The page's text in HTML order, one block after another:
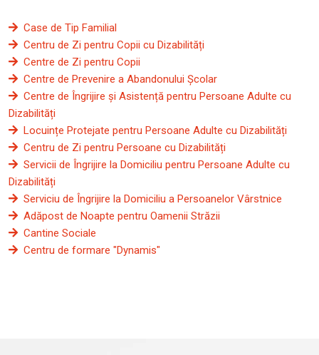
Case de Tip Familial
Centru de Zi pentru Copii cu Dizabilități
Centre de Zi pentru Copii
Centre de Prevenire a Abandonului Școlar
Centre de Îngrijire și Asistență pentru Persoane Adulte cu
Dizabilități
Locuințe Protejate pentru Persoane Adulte cu Dizabilități
Centru de Zi pentru Persoane cu Dizabilități
Servicii de Îngrijire la Domiciliu pentru Persoane Adulte cu
Dizabilități
Serviciu de Îngrijire la Domiciliu a Persoanelor Vârstnice
Adăpost de Noapte pentru Oamenii Străzii
Cantine Sociale
Centru de formare "Dynamis"